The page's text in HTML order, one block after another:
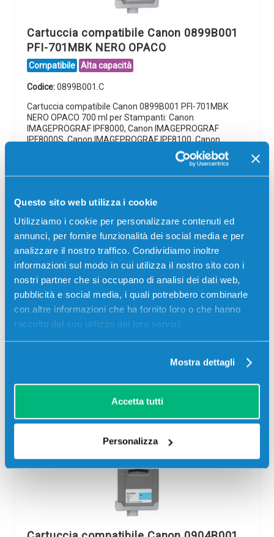
Questo sito web utilizza i cookie
Utilizziamo i cookie per personalizzare contenuti ed
annunci, per fornire funzionalità dei social media e per
analizzare il nostro traffico. Condividiamo inoltre
informazioni sul modo in cui utilizza il nostro sito con i
nostri partner che si occupano di analisi dei dati web,
pubblicità e social media, i quali potrebbero combinarle
con altre informazioni che ha fornito loro o che hanno
raccolto dal suo utilizzo dei loro servizi.
Mostra dettagli
Accetta tutti
Personalizza
Cartuccia compatibile Canon 0899B001
PFI-701MBK NERO OPACO
Compatibile Alta capacità
Codice:0899B001.C
Cartuccia compatibile Canon 0899B001 PFI-701MBK
NERO OPACO 700 ml per Stampanti: Canon
IMAGEPROGRAF IPF8000, Canon IMAGEPROGRAF
IPF8000S, Canon IMAGEPROGRAF IPF8100, Canon
IMAGEPROGRAF IPF9000, Canon IMAGEPROGRAF…
95,00€
Aggiungi al carrello
Spedizione gratuita
SCADE TRA:
00
giorni
16
ore
12
min
46
visualizzare l'offerta